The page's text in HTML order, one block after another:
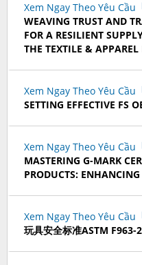
Xem Ngay Theo Yêu Cầu
WEAVING TRUST AND
FOR A RESILIENT
THE TEXTILE &
Xem Ngay Theo Yêu Cầu
SETTING EFFECTIVE FS
Xem Ngay Theo Yêu Cầu
MASTERING G-MARK
PRODUCTS:
Xem Ngay Theo Yêu Cầu
玩具安全标准ASTM F963-